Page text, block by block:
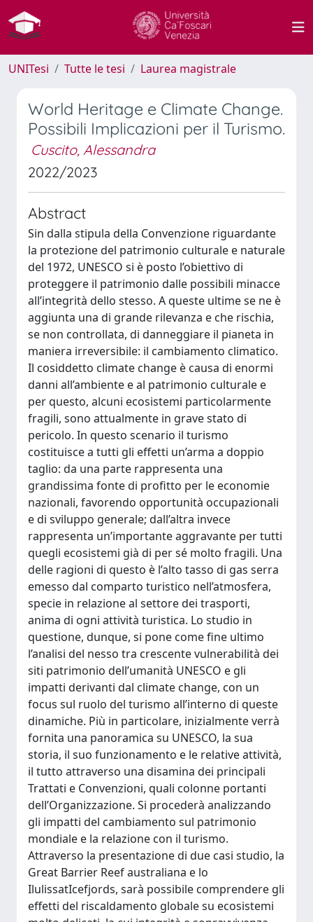
UNITesi Tutte le tesi Laurea magistrale
World Heritage e Climate Change.
Possibili Implicazioni per il Turismo.
Cuscito, Alessandra
2022/2023
Abstract
Sin dalla stipula della Convenzione riguardante
la protezione del patrimonio culturale e naturale
del 1972, UNESCO si è posto l’obiettivo di
proteggere il patrimonio dalle possibili minacce
all’integrità dello stesso. A queste ultime se ne è
aggiunta una di grande rilevanza e che rischia,
se non controllata, di danneggiare il pianeta in
maniera irreversibile: il cambiamento climatico.
Il cosiddetto climate change è causa di enormi
danni all’ambiente e al patrimonio culturale e
per questo, alcuni ecosistemi particolarmente
fragili, sono attualmente in grave stato di
pericolo. In questo scenario il turismo
costituisce a tutti gli effetti un’arma a doppio
taglio: da una parte rappresenta una
grandissima fonte di profitto per le economie
nazionali, favorendo opportunità occupazionali
e di sviluppo generale; dall’altra invece
rappresenta un’importante aggravante per tutti
quegli ecosistemi già di per sé molto fragili. Una
delle ragioni di questo è l’alto tasso di gas serra
emesso dal comparto turistico nell’atmosfera,
specie in relazione al settore dei trasporti,
anima di ogni attività turistica. Lo studio in
questione, dunque, si pone come fine ultimo
l’analisi del nesso tra crescente vulnerabilità dei
siti patrimonio dell’umanità UNESCO e gli
impatti derivanti dal climate change, con un
focus sul ruolo del turismo all’interno di queste
dinamiche. Più in particolare, inizialmente verrà
fornita una panoramica su UNESCO, la sua
storia, il suo funzionamento e le relative attività,
il tutto attraverso una disamina dei principali
Trattati e Convenzioni, quali colonne portanti
dell’Organizzazione. Si procederà analizzando
gli impatti del cambiamento sul patrimonio
mondiale e la relazione con il turismo.
Attraverso la presentazione di due casi studio, la
Great Barrier Reef australiana e lo
IlulissatIcefjords, sarà possibile comprendere gli
effetti del riscaldamento globale su ecosistemi